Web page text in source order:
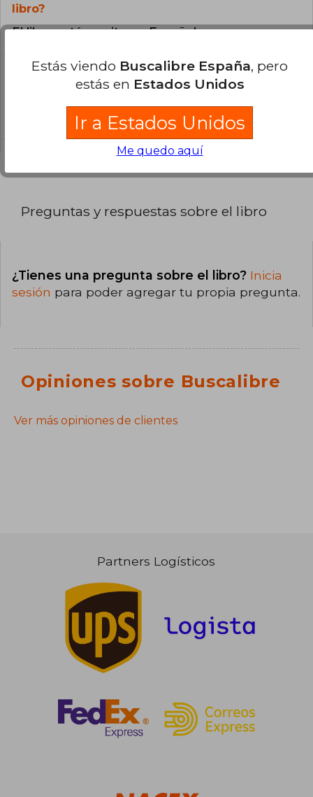
libro?
El libro está escrito en Español.
¿Cuál es la encuadernación de este libro?
Preguntas y respuestas sobre el libro
¿Tienes una pregunta sobre el libro? Inicia
sesión para poder agregar tu propia pregunta.
Opiniones sobre Buscalibre
Ver más opiniones de clientes
Partners Logísticos
Estás viendo Buscalibre España, pero
estás en Estados Unidos
Ir a Estados Unidos
Me quedo aquí